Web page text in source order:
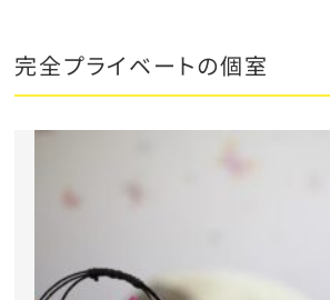
完全プライベートの個室